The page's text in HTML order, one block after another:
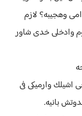
وهجيبه؟ لازم
وادخلى خدى شاور
اشيلك وارميكى فى
بانيه.